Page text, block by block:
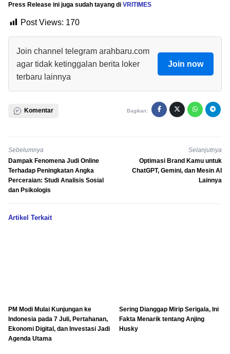
Press Release ini juga sudah tayang di VRITIMES
Post Views: 170
Join channel telegram arahbaru.com
agar tidak ketinggalan berita loker
terbaru lainnya
Join now
Komentar Bagikan:
Sebelumnya
Dampak Fenomena Judi Online
Terhadap Peningkatan Angka
Perceraian: Studi Analisis Sosial
dan Psikologis
Selanjutnya
Optimasi Brand Kamu untuk
ChatGPT, Gemini, dan Mesin AI
Lainnya
Artikel Terkait
PM Modi Mulai Kunjungan ke
Indonesia pada 7 Juli, Pertahanan,
Ekonomi Digital, dan Investasi Jadi
Agenda Utama
Sering Dianggap Mirip Serigala, Ini
Fakta Menarik tentang Anjing
Husky